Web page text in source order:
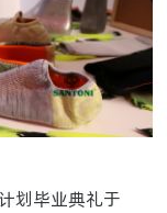
划毕业典礼于